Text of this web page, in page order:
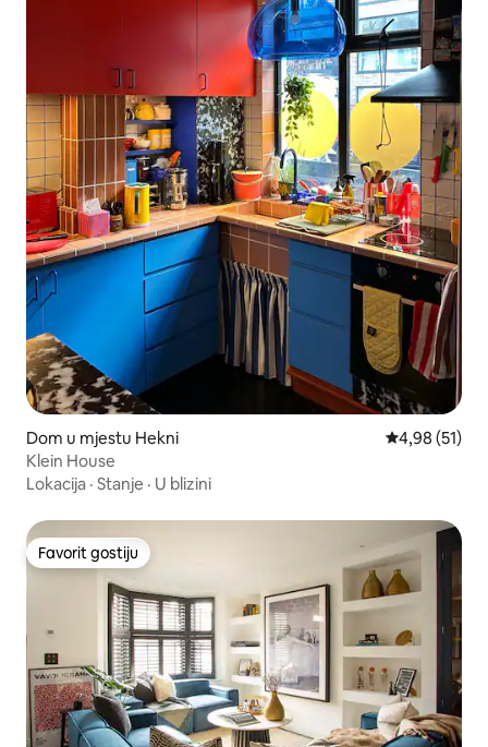
Dom u mjestu Hekni Prosječna
4,98 (51)
Klein House
Lokacija · Stanje · U blizini
Favorit gostiju
Favorit gostiju